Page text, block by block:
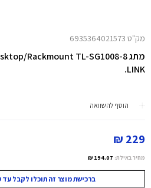
מק"ט 6935364021573
LINK.
הוסף להשוואה
229 ₪
מחיר באילת: 194.07 ₪
ברכישת מוצר זה תוכלו לקבל עד 229 נקודות מועדון!